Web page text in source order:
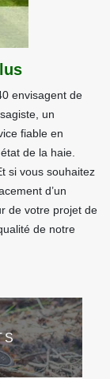
envisagent de
un
fiable en
de la haie.
si vous souhaitez
d’un
de votre projet de
de notre